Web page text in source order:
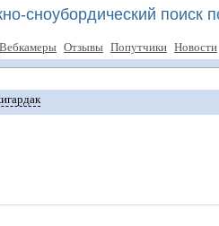
сноубордический поиск
Вебкамеры Отзывы Попутчики Новости